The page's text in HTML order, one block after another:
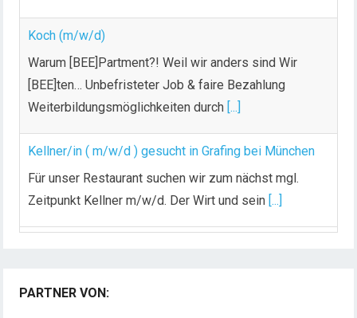
Koch (m/w/d)
Warum [BEE]Partment?! Weil wir anders sind Wir
[BEE]ten… Unbefristeter Job & faire Bezahlung
Weiterbildungsmöglichkeiten durch [...]
Kellner/in ( m/w/d ) gesucht in Grafing bei München
Für unser Restaurant suchen wir zum nächst mgl.
Zeitpunkt Kellner m/w/d. Der Wirt und sein [...]
Dein Arbeitsplatz mit Urlaubsfeeling Chef de Rang
PARTNER VON: